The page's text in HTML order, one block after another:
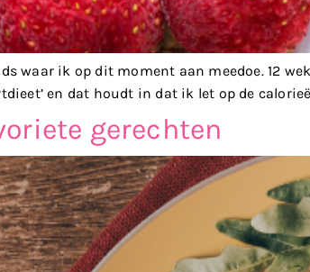
waar ik op dit moment aan meedoe. 12
en dat houdt in dat ik let op de
gerechten